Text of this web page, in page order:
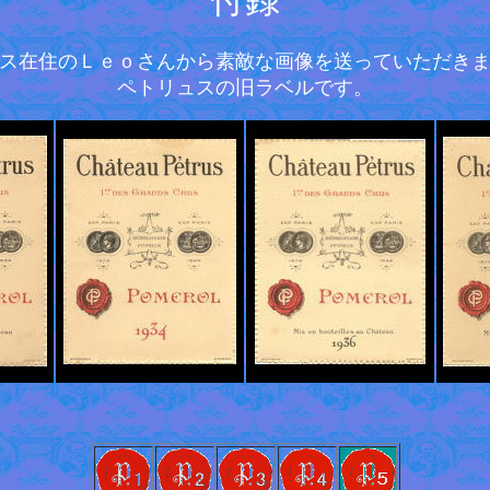
在住のＬｅｏさんから素敵な画像を送っていただき
ペトリュスの旧ラベルです。